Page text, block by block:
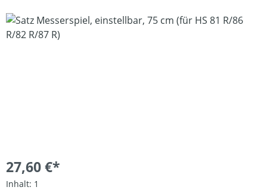
Bildergalerie überspringen
27,60 €*
Inhalt: 1